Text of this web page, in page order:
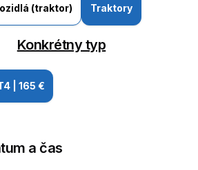
(traktor) Traktory
Konkrétny typ
165 €
a čas